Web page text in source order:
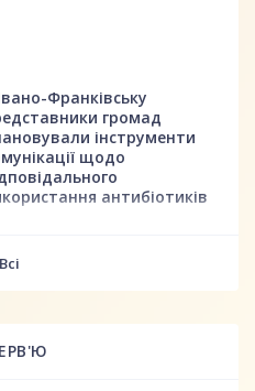
Франківську
громад
інструменти
щодо
антибіотиків
Всі